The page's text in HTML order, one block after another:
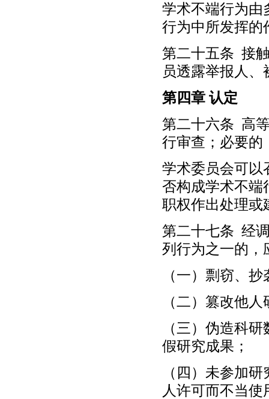
学术不端行为由
行为中所发挥的
第二十五条 接
员透露举报人
第四章 认定
第二十六条 高
行审查；必要的
学术委员会可以
否构成学术不端
职权作出处理或
第二十七条 经
列行为之一的，
（一）剽窃、
（二）篡改他
（三）伪造科
假研究成果；
（四）未参加
人许可而不当